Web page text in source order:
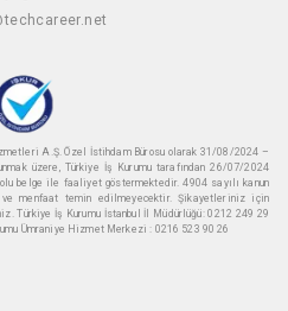
A.Ş. Özel İstihdam Bürosu olarak 31/08/2024 –
üzere, Türkiye İş Kurumu tarafından 26/07/2024
belge ile faaliyet göstermektedir. 4904 sayılı kanun
ve menfaat temin edilmeyecektir. Şikayetleriniz için
Türkiye İş Kurumu İstanbul İl Müdürlüğü: 0212 249 29
Ümraniye Hizmet Merkezi : 0216 523 90 26